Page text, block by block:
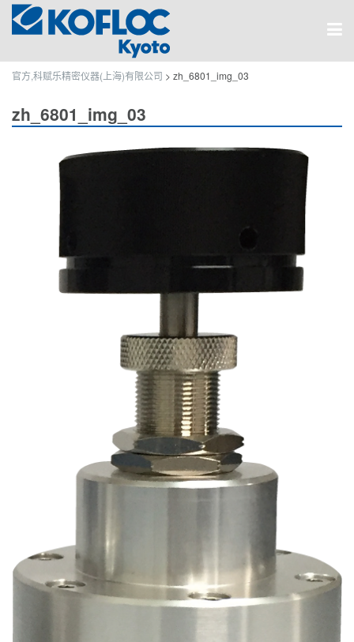
官方,科赋乐精密仪器(上海)有限公司 > zh_6801_img_03
zh_6801_img_03